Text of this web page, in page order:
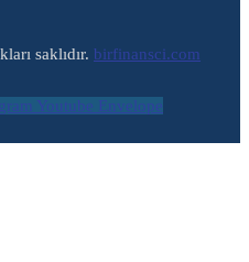
saklıdır. birfinansci.com
Youtube Envelope